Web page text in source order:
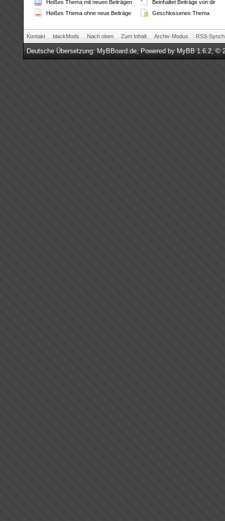
Heißes Thema mit neuen Beiträgen
Heißes Thema ohne neue Beiträge
Beinhaltet Beiträge von dir
Geschlossenes Thema
Kontakt blackMods Nach oben Zum Inhalt Archiv-Modus RSS-
Deutsche Übersetzung:MyBBoard.de, Powered byMyBB 1.6.2, ©